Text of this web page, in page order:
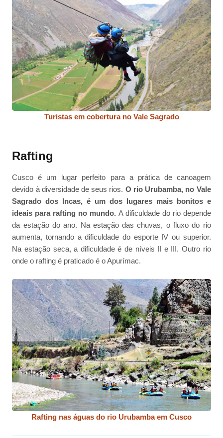
Turistas em cobertura no Vale Sagrado
Rafting
Cusco é um lugar perfeito para a prática de canoagem
devido à diversidade de seus rios. O rio Urubamba, no Vale
Sagrado dos Incas, é um dos lugares mais bonitos e
ideais para rafting no mundo. A dificuldade do rio depende
da estação do ano. Na estação das chuvas, o fluxo do rio
aumenta, tornando a dificuldade do esporte IV ou superior.
Na estação seca, a dificuldade é de níveis II e III. Outro rio
onde o rafting é praticado é o Apurímac.
Rafting nas águas do rio Urubamba em Cusco